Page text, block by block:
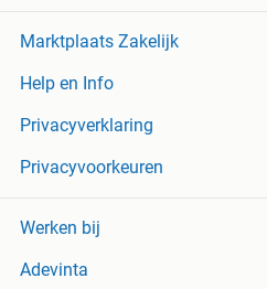
Marktplaats Zakelijk
Help en Info
Privacyverklaring
Privacyvoorkeuren
Werken bij
Adevinta